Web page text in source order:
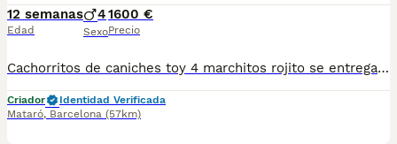
12 semanas
Edad
4
Sexo
1600 €
Precio
Cachorritos de caniches toy 4 marchitos rojito se entregan con trres vacunas microchip contrato de compra venta con garantías viricas
Criador
Identidad Verificada
Mataró, Barcelona (57km)